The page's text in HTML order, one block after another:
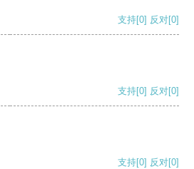
支持[0] 反对[0]
支持[0] 反对[0]
支持[0] 反对[0]